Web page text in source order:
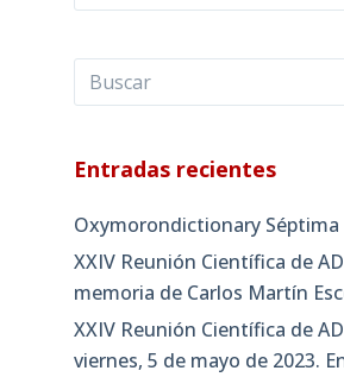
Entradas recientes
Oxymorondictionary Séptima
XXIV Reunión Científica de
memoria de Carlos Martín
XXIV Reunión Científica de
viernes, 5 de mayo de 2023.